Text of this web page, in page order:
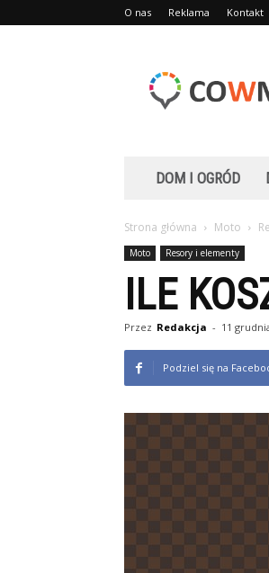
O nas Reklama Kontakt
DOM I OGRÓD
Strona główna Moto
Moto Resory i elementy
ILE
Przez Redakcja - 11
Podziel się na